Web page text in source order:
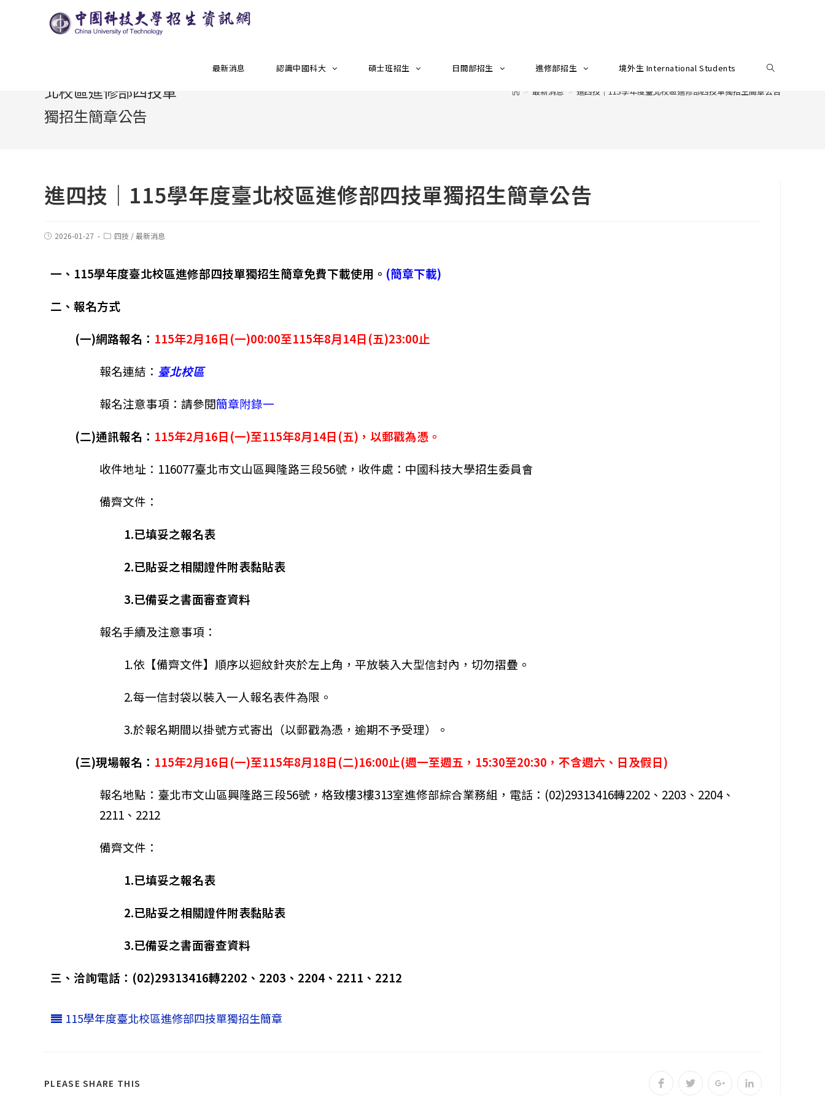
最新消息 認識中國科大 碩士班招生 日間部招生 進修部招生 境外生 International Students
北校區進修部四技單
獨招生簡章公告
> 最新消息 > 進四技｜115學年度臺北校區進修部四技單獨招生簡章公告
進四技｜115學年度臺北校區進修部四技單獨招生簡章公告
2026-01-27 四技 /最新消息
一、115學年度臺北校區進修部四技單獨招生簡章免費下載使用。 (簡章下載)
二、報名方式
(一)網路報名： 115年2月16日(一)00:00至115年8月14日(五)23:00止
報名連結： 臺北校區
報名注意事項：請參閱簡章附錄一
(二)通訊報名： 115年2月16日(一)至115年8月14日(五) ，以郵戳為憑。
收件地址：116077臺北市文山區興隆路三段56號， 收件處：中國科技大學招生委員會
備齊文件：
1.已填妥之報名表
2.已貼妥之相關證件附表黏貼表
3.已備妥之書面審查資料
報名手續及注意事項：
1.依【備齊文件】順序以迴紋針夾於左上角，平放裝入大型信封內，切勿摺疊。
2.每一信封袋以裝入一人報名表件為限。
3.於報名期間以掛號方式寄出（以郵戳為憑，逾期不予受理）。
(三)現場報名： 115年2月16日(一)至115年8月18日(二)16:00止(週一至週五，15:30至20:30，不含週六、日及假日)
報名地點： 臺北市文山區興隆路三段56號，格致樓3樓313室進修部綜合業務組，電話：(02)29313416轉2202、2203、2204、
2211、2212
備齊文件：
1.已填妥之報名表
2.已貼妥之相關證件附表黏貼表
3.已備妥之書面審查資料
三、 洽詢電話：(02)29313416轉2202、2203、2204、2211、2212
115學年度臺北校區進修部四技單獨招生簡章
PLEASE SHARE THIS